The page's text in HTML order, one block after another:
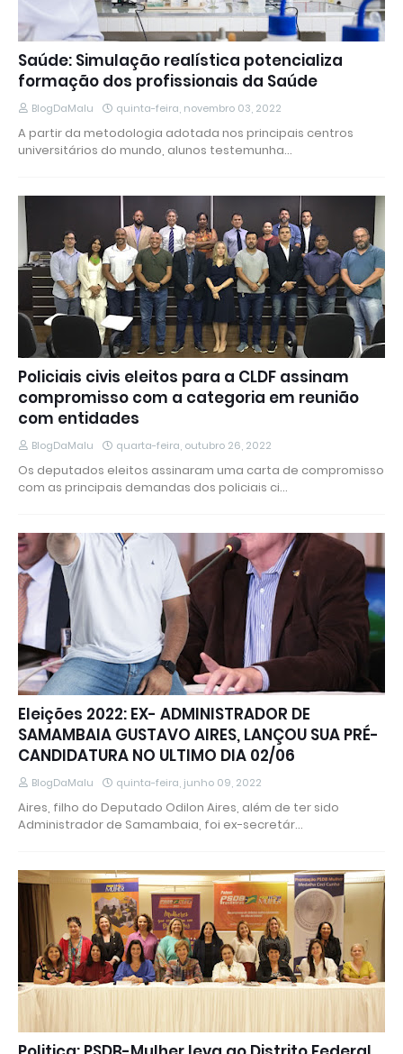
Saúde: Simulação realística potencializa
formação dos profissionais da Saúde
BlogDaMalu quinta-feira, novembro 03, 2022
A partir da metodologia adotada nos principais centros
universitários do mundo, alunos testemunha…
Policiais civis eleitos para a CLDF assinam
compromisso com a categoria em reunião
com entidades
BlogDaMalu quarta-feira, outubro 26, 2022
Os deputados eleitos assinaram uma carta de compromisso
com as principais demandas dos policiais ci…
Eleições 2022: EX- ADMINISTRADOR DE
SAMAMBAIA GUSTAVO AIRES, LANÇOU SUA PRÉ-
CANDIDATURA NO ULTIMO DIA 02/06
BlogDaMalu quinta-feira, junho 09, 2022
Aires, filho do Deputado Odilon Aires, além de ter sido
Administrador de Samambaia, foi ex-secretár…